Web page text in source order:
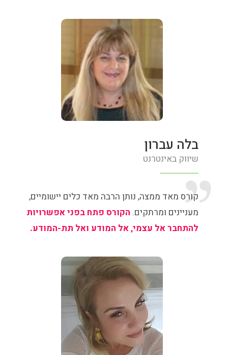
בלה עברון
שיווק באינטרנט
קורס מאד ממצה, נותן הרבה מאד כלים יישומיים,
מעניינים ומרתקים. הקורס פתח בפני אפשרויות
להתחבר אל עצמי, אל המודע ואל תת-המודע.